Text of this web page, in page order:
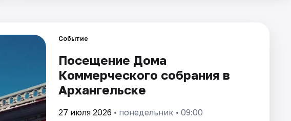
Событие
Посещение Дома
Коммерческого собрания в
Архангельске
27 июля 2026 • понедельник • 09:00